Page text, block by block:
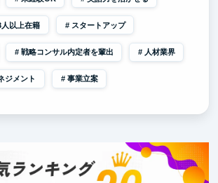
以上在籍 スタートアップ
戦略コンサル内定者を輩出 人材業界
ジメント 事業立案